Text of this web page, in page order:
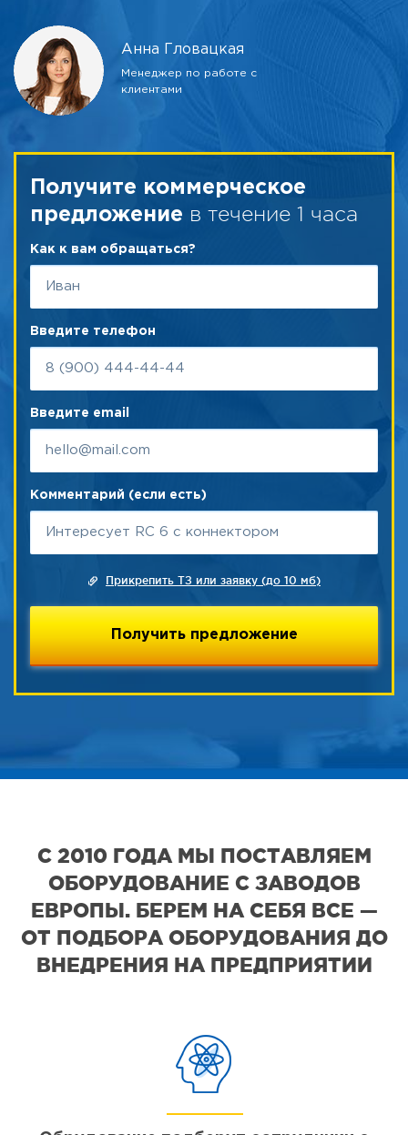
Анна Гловацкая
Менеджер по работе с
клиентами
Получите коммерческое
предложение в течение 1 часа
Как к вам обращаться?
Введите телефон
Введите email
Комментарий (если есть)
Прикрепить ТЗ или заявку (до 10 мб)
С 2010 ГОДА МЫ ПОСТАВЛЯЕМ
ОБОРУДОВАНИЕ С ЗАВОДОВ
ЕВРОПЫ. БЕРЕМ НА СЕБЯ ВСЕ —
ОТ ПОДБОРА ОБОРУДОВАНИЯ ДО
ВНЕДРЕНИЯ НА ПРЕДПРИЯТИИ